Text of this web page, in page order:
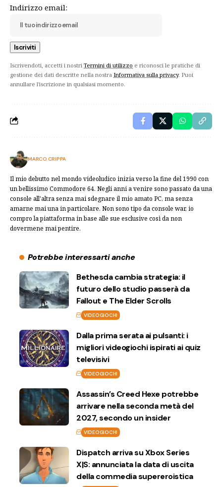
Indirizzo email:
Iscrivendoti, accetti i nostri Termini di utilizzo e riconosci le pratiche di
gestione dei dati descritte nella nostra Informativa sulla privacy. Puoi
annullare l'iscrizione in qualsiasi momento.
MARCO CRIPPA
Il mio debutto nel mondo videoludico inizia verso la fine del 1990 con
un bellissimo Commodore 64. Negli anni a venire sono passato da una
console all'altra senza mai sdegnare il mio amato PC, ma senza
amarne mai una in particolare. Non sono tipo da console war, io
compro la piattaforma in base alle sue esclusive così da non
dovermene mai pentire.
Potrebbe interessarti anche
Bethesda cambia strategia: il
futuro dello studio passerà da
Fallout e The Elder Scrolls
VIDEOGIOCHI
Dalla prima serata ai pulsanti: i
migliori videogiochi ispirati ai quiz
televisivi
VIDEOGIOCHI
Assassin’s Creed Hexe potrebbe
arrivare nella seconda metà del
2027, secondo un insider
VIDEOGIOCHI
Dispatch arriva su Xbox Series
X|S: annunciata la data di uscita
della commedia supereroistica